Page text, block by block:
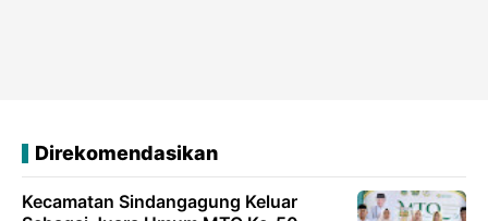
Direkomendasikan
Kecamatan Sindangagung Keluar